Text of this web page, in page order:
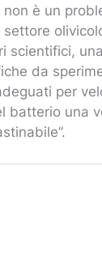
è un
settore
scientifici,
da
per
batterio una